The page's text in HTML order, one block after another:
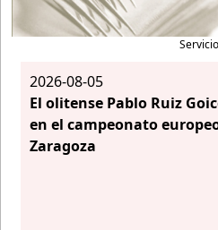
2026-08-05
El olitense Pablo Ruiz
en el campeonato
Zaragoza